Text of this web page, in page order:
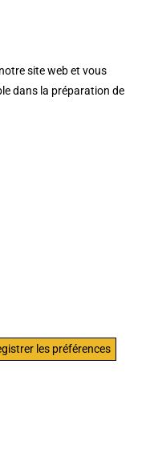
site web et vous
dans la préparation de
les préférences